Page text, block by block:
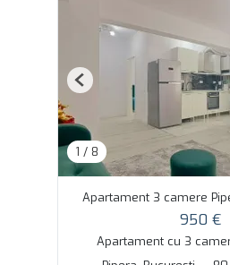
1 / 8
Previous
Apartament 3 camere
950 €
Apartament cu 3